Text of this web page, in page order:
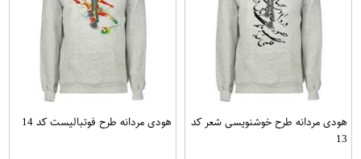
هودی مردانه طرح خوشنویسی شعر کد
13
هودی مردانه طرح فوتبالیست کد 14